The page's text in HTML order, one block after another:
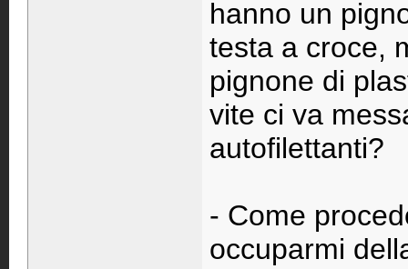
hanno un
testa a croce,
pignone di
vite ci va
autofilettanti?
- Come
occuparmi